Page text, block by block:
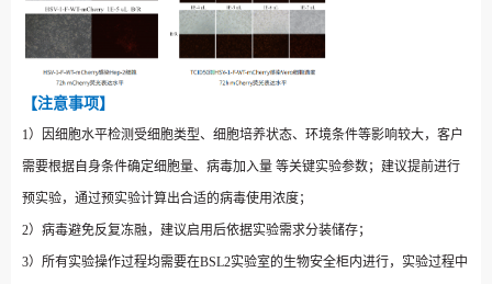
【注意事项】
1）因细胞水平检测受细胞类型、细胞培养状态、环境条件等影响较大，客户
需要根据自身条件确定细胞量、病毒加入量 等关键实验参数；建议提前进行
预实验，通过预实验计算出合适的病毒使用浓度；
2）病毒避免反复冻融，建议启用后依据实验需求分装储存；
3）所有实验操作过程均需要在BSL2实验室的生物安全柜内进行，实验过程中